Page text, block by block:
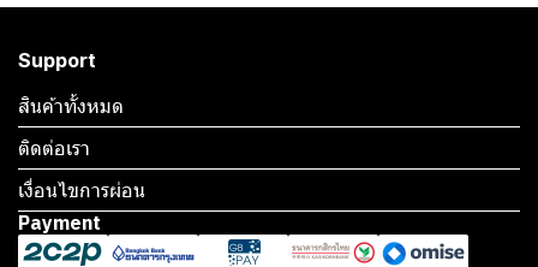
Support
สินค้าทั้งหมด
ติดต่อเรา
เงื่อนไขการผ่อน
Payment